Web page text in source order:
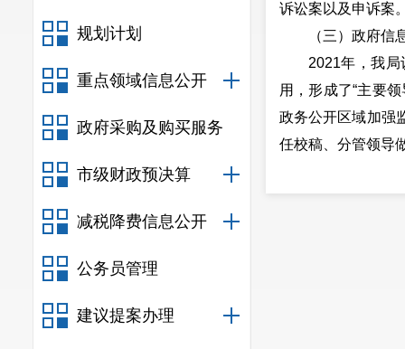
规划计划
重点领域信息公开
政府采购及购买服务
市级财政预决算
减税降费信息公开
公务员管理
建议提案办理
诉讼案以及申诉案
（三）政府信
2021年，我
用，形成了“主要
政务公开区域加强
任校稿、分管领导
2021年，按照